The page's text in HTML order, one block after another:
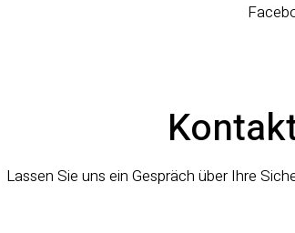
Lassen Sie uns ein Gespräch über Ihre